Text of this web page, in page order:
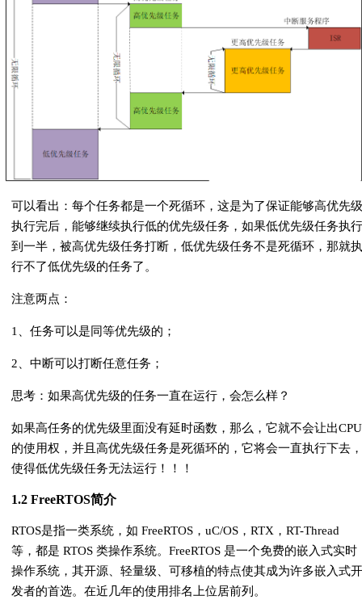
可以看出：每个任务都是一个死循环，这是为了保证能够高优先级
执行完后，能够继续执行低的优先级任务，如果低优先级任务执行
到一半，被高优先级任务打断，低优先级任务不是死循环，那就执
行不了低优先级的任务了。
注意两点：
1、任务可以是同等优先级的；
2、中断可以打断任意任务；
思考：如果高优先级的任务一直在运行，会怎么样？
如果高任务的优先级里面没有延时函数，那么，它就不会让出CPU
的使用权，并且高优先级任务是死循环的，它将会一直执行下去，
使得低优先级任务无法运行！！！
1.2 FreeRTOS简介
RTOS是指一类系统，如 FreeRTOS，uC/OS，RTX，RT-Thread
等，都是 RTOS 类操作系统。FreeRTOS 是一个免费的嵌入式实时
操作系统，其开源、轻量级、可移植的特点使其成为许多嵌入式开
发者的首选。在近几年的使用排名上位居前列。